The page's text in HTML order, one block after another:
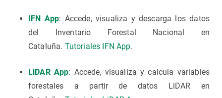
IFN App: Accede, visualiza y descarga los datos
del Inventario Forestal Nacional en
Cataluña. Tutoriales IFN App.
LiDAR App: Accede, visualiza y calcula variables
forestales a partir de datos LiDAR en